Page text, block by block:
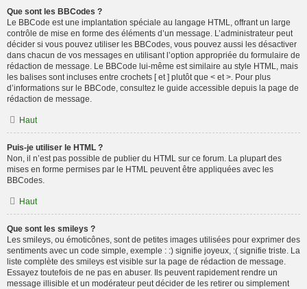
Que sont les BBCodes ?
Le BBCode est une implantation spéciale au langage HTML, offrant un large
contrôle de mise en forme des éléments d’un message. L’administrateur peut
décider si vous pouvez utiliser les BBCodes, vous pouvez aussi les désactiver
dans chacun de vos messages en utilisant l’option appropriée du formulaire de
rédaction de message. Le BBCode lui-même est similaire au style HTML, mais
les balises sont incluses entre crochets [ et ] plutôt que < et >. Pour plus
d’informations sur le BBCode, consultez le guide accessible depuis la page de
rédaction de message.
Haut
Puis-je utiliser le HTML ?
Non, il n’est pas possible de publier du HTML sur ce forum. La plupart des
mises en forme permises par le HTML peuvent être appliquées avec les
BBCodes.
Haut
Que sont les smileys ?
Les smileys, ou émoticônes, sont de petites images utilisées pour exprimer des
sentiments avec un code simple, exemple : :) signifie joyeux, :( signifie triste. La
liste complète des smileys est visible sur la page de rédaction de message.
Essayez toutefois de ne pas en abuser. Ils peuvent rapidement rendre un
message illisible et un modérateur peut décider de les retirer ou simplement